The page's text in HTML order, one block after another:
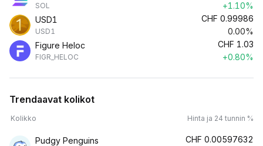
SOL
+1.10%
USD1
USD1
CHF 0.99986
0.00%
Figure Heloc
FIGR_HELOC
CHF 1.03
+0.80%
Trendaavat kolikot
Kolikko Hinta ja 24 tunnin %
Pudgy Penguins CHF 0.00597632